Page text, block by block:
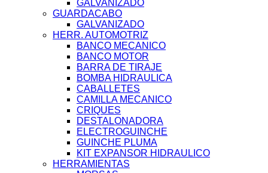
GALVANIZADO
GUARDACABO
GALVANIZADO
HERR. AUTOMOTRIZ
BANCO MECANICO
BANCO MOTOR
BARRA DE TIRAJE
BOMBA HIDRAULICA
CABALLETES
CAMILLA MECANICO
CRIQUES
DESTALONADORA
ELECTROGUINCHE
GUINCHE PLUMA
KIT EXPANSOR HIDRAULICO
HERRAMIENTAS